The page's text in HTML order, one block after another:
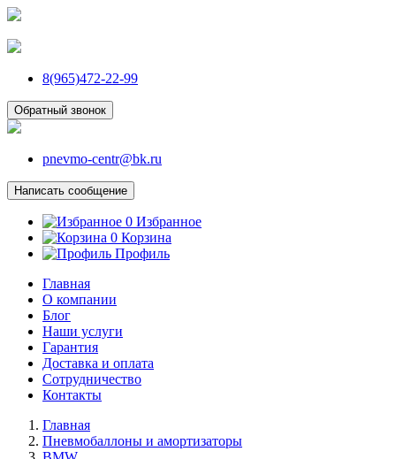
8(965)472-22-99
Обратный звонок
pnevmo-centr@bk.ru
Написать сообщение
0 Избранное
0 Корзина
Профиль
Главная
О компании
Блог
Наши услуги
Гарантия
Доставка и оплата
Сотрудничество
Контакты
Главная
Пневмобаллоны и амортизаторы